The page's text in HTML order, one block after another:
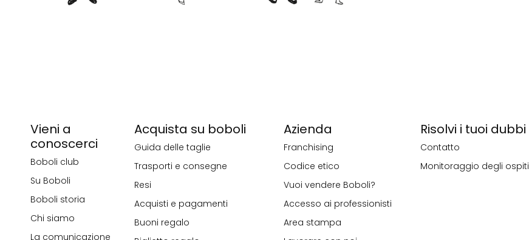
Vieni a
conoscerci
Boboli club
Su Boboli
Boboli storia
Chi siamo
La comunicazione
Acquista su boboli
Guida delle taglie
Trasporti e consegne
Resi
Acquisti e pagamenti
Buoni regalo
Azienda
Franchising
Codice etico
Vuoi vendere Boboli?
Accesso ai professionisti
Area stampa
Risolvi i tuoi dubbi
Contatto
Monitoraggio degli ospiti